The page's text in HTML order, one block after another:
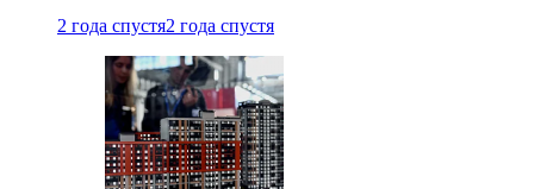
2 года спустя2 года спустя